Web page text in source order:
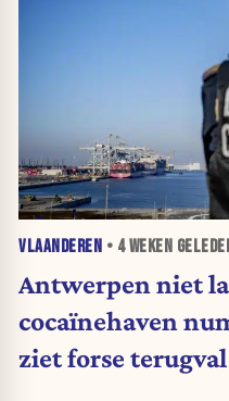
VLAANDEREN • 4 WEKEN
Antwerpen niet
cocaïnehaven
ziet forse terugval